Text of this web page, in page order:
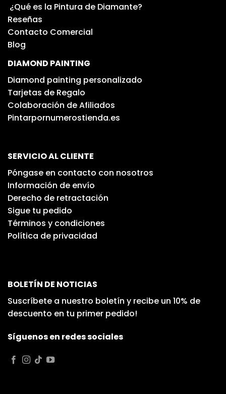
¿Qué es la Pintura de Diamante?
Reseñas
Contacto Comercial
Blog
DIAMOND PAINTING
Diamond painting personalizado
Tarjetas de Regalo
Colaboración de Afiliados
Pintarpornumerostienda.es
SERVICIO AL CLIENTE
Póngase en contacto con nosotros
Información de envío
Derecho de retractación
Sigue tu pedido
Términos y condiciones
Política de privacidad
BOLETÍN DE NOTICIAS
Suscríbete a nuestro boletín y recibe un 10% de
descuento en tu primer pedido!
Síguenos en redes sociales